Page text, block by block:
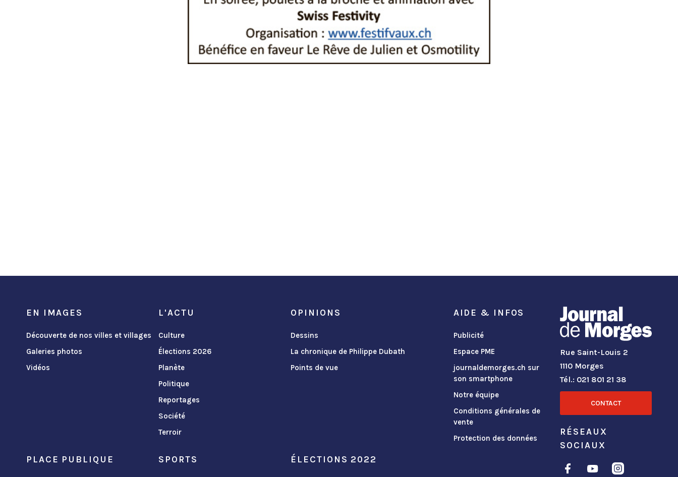
EN IMAGES
Découverte de nos villes et villages
Galeries photos
Vidéos
L'ACTU
Culture
Élections 2026
Planète
Politique
Reportages
Société
Terroir
OPINIONS
Dessins
La chronique de Philippe Dubath
Points de vue
PLACE PUBLIQUE SPORTS ÉLECTIONS 2022
AIDE & INFOS
Publicité
Espace PME
journaldemorges.ch sur
son smartphone
Notre équipe
Conditions générales de
vente
Protection des données
Rue Saint-Louis 2
1110 Morges
Tél.: 021 801 21 38
CONTACT
RÉSEAUX
SOCIAUX